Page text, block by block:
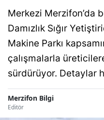
Merkezi Merzifon’da
Damızlık Sığır
Makine Parkı
çalışmalarla
sürdürüyor. Detaylar
Merzifon Bilgi
Editör